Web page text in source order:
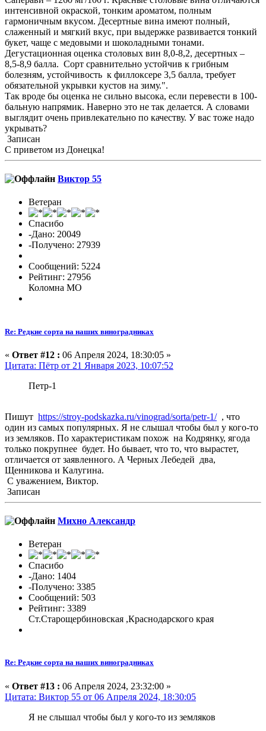
интенсивной окраской, тонким ароматом, полным
гармоничным вкусом. Десертные вина имеют полный,
слаженный и мягкий вкус, при выдержке развивается тонкий
букет, чаще с медовыми и шоколадными тонами.
Дегустационная оценка столовых вин 8,0-8,2, десертных –
8,5-8,9 балла. Сорт сравнительно устойчив к грибным
болезням, устойчивость к филлоксере 3,5 балла, требует
обязательной укрывки кустов на зиму.".
Так вроде бы оценка не сильно высока, если перевести в 100-
бальную напрямик. Наверно это не так делается. А словами
выглядит очень привлекательно по качеству. У вас тоже надо
укрывать?
Записан
С приветом из Донецка!
Виктор 55
Ветеран
Спасибо
-Дано: 20049
-Получено: 27939
Сообщений: 5224
Рейтинг: 27956
Коломна МО
Re: Редкие сорта на наших виноградниках
« Ответ #12 : 06 Апреля 2024, 18:30:05 »
Цитата: Пётр от 21 Января 2023, 10:07:52
Петр-1
Пишут https://stroy-podskazka.ru/vinograd/sorta/petr-1/, что
один из самых популярных. Я не слышал чтобы был у кого-то
из земляков. По характеристикам похож на Кодрянку, ягода
только покрупнее будет. Но бывает, что то, что вырастет,
отличается от заявленного. А Черных Лебедей два,
Щенникова и Калугина.
С уважением, Виктор.
Записан
Михно Александр
Ветеран
Спасибо
-Дано: 1404
-Получено: 3385
Сообщений: 503
Рейтинг: 3389
Ст.Старощербиновская ,Краснодарского края
Re: Редкие сорта на наших виноградниках
« Ответ #13 : 06 Апреля 2024, 23:32:00 »
Цитата: Виктор 55 от 06 Апреля 2024, 18:30:05
Я не слышал чтобы был у кого-то из земляков